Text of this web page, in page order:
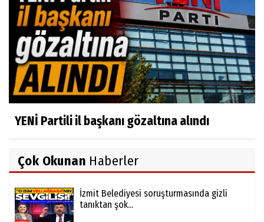
YENİ Partili il başkanı gözaltına alındı
Çok Okunan Haberler
İzmit Belediyesi soruşturmasında gizli
tanıktan şok...